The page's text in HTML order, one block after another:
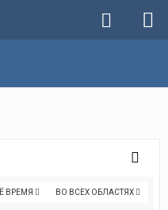
ВО ВСЕХ ОБЛАСТЯХ
ВРЕМЯ